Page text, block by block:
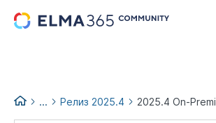
...
... Релиз 2025.4 2025.4 On-